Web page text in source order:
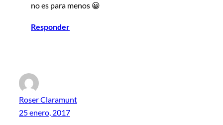
no es para menos 😀
Responder
Roser Claramunt
25 enero, 2017